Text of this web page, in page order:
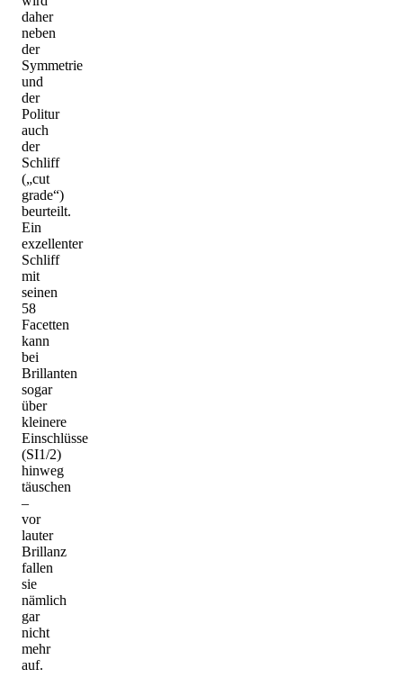
daher
neben
der
Symmetrie
und
der
Politur
auch
der
Schliff
(„cut
grade“)
beurteilt.
Ein
exzellenter
Schliff
mit
seinen
58
Facetten
kann
bei
Brillanten
sogar
über
kleinere
Einschlüsse
(SI1/2)
hinweg
täuschen
–
vor
lauter
Brillanz
fallen
sie
nämlich
gar
nicht
mehr
auf.